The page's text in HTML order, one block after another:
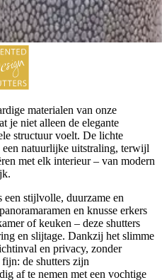
materialen van onze
je niet alleen de elegante
structuur voelt. De lichte
een natuurlijke uitstraling, terwijl
met elk interieur – van modern
stijlvolle, duurzame en
en knusse erkers
of keuken – deze shutters
en slijtage. Dankzij het slimme
en privacy, zonder
de shutters zijn
af te nemen met een vochtige